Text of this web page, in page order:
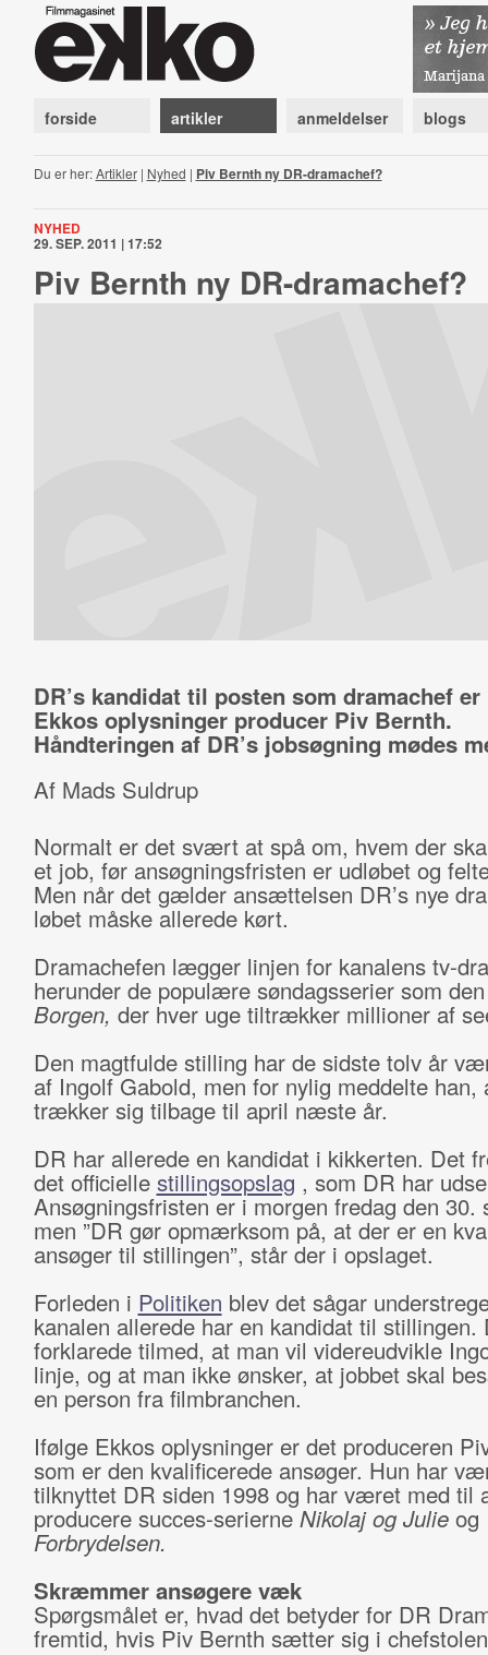
forside artikler anmeldelser blogs
Du er her:Artikler| Nyhed | Piv Bernth ny DR-dramachef?
NYHED
29. SEP. 2011 | 17:52
Piv Bernth ny DR-dramachef?
DR’s kandidat til posten som dramachef
Ekkos oplysninger producer Piv Bernth.
Håndteringen af DR’s jobsøgning mødes
Af Mads Suldrup
Normalt er det svært at spå om, hvem der
et job, før ansøgningsfristen er udløbet og
Men når det gælder ansættelsen DR’s nye
løbet måske allerede kørt.
Dramachefen lægger linjen for kanalens tv-
herunder de populære søndagsserier som
Borgen, der hver uge tiltrækker millioner af
Den magtfulde stilling har de sidste tolv år
af Ingolf Gabold, men for nylig meddelte han,
trækker sig tilbage til april næste år.
DR har allerede en kandidat i kikkerten. Det
det officielle stillingsopslag , som DR har
Ansøgningsfristen er i morgen fredag den 30.
men ”DR gør opmærksom på, at der er en
ansøger til stillingen”, står der i opslaget.
Forleden i Politiken blev det sågar
kanalen allerede har en kandidat til stillingen.
forklarede tilmed, at man vil videreudvikle
linje, og at man ikke ønsker, at jobbet skal
en person fra filmbranchen.
Ifølge Ekkos oplysninger er det produceren
som er den kvalificerede ansøger. Hun har
tilknyttet DR siden 1998 og har været med til
producere succes-serierneNikolaj og Julieog
Forbrydelsen.
Skræmmer ansøgere væk
Spørgsmålet er, hvad det betyder for DR
fremtid, hvis Piv Bernth sætter sig i